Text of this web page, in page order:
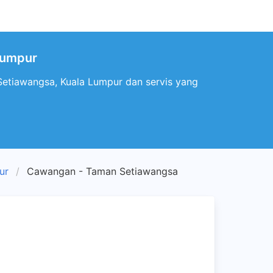
Kuala Lumpur dan servis yang
Cawangan - Taman Setiawangsa